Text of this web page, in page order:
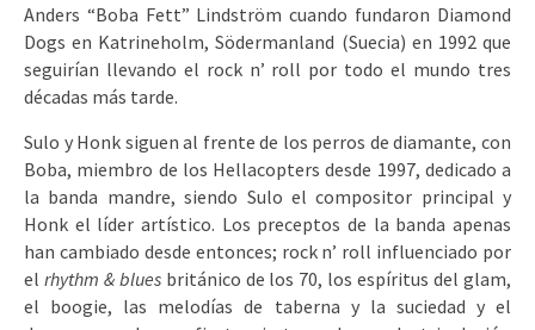
Anders “Boba Fett” Lindström cuando fundaron Diamond
Dogs en Katrineholm, Södermanland (Suecia) en 1992 que
seguirían llevando el rock n’ roll por todo el mundo tres
décadas más tarde.
Sulo y Honk siguen al frente de los perros de diamante, con
Boba, miembro de los Hellacopters desde 1997, dedicado a
la banda mandre, siendo Sulo el compositor principal y
Honk el líder artístico. Los preceptos de la banda apenas
han cambiado desde entonces; rock n’ roll influenciado por
el rhythm & bluesbritánico de los 70, los espíritus del glam,
el boogie, las melodías de taberna y la suciedad y el